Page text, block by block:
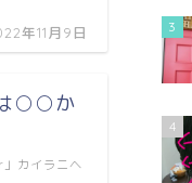
年11月9日
は○○か
カイラニヘ
3
4